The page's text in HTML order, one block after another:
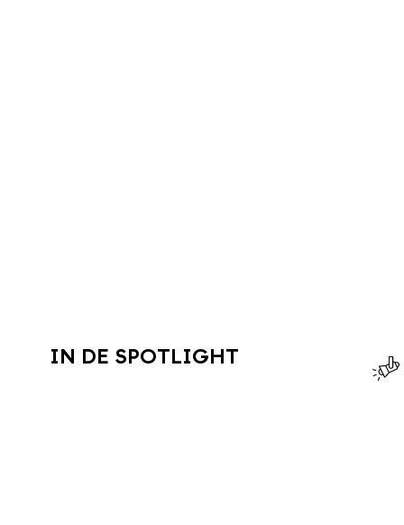
IN DE SPOTLIGHT